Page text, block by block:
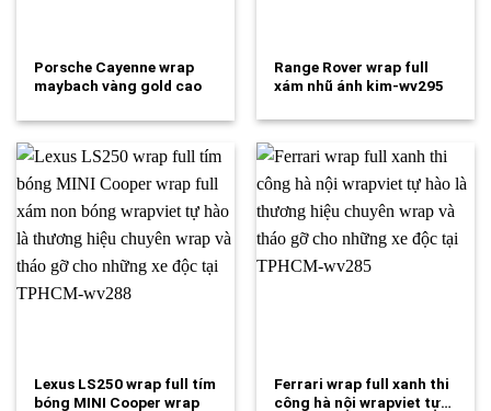
Porsche Cayenne wrap
maybach vàng gold cao
Range Rover wrap full
xám nhũ ánh kim-wv295
Lexus LS250 wrap full tím
bóng MINI Cooper wrap
Ferrari wrap full xanh thi
công hà nội wrapviet tự…